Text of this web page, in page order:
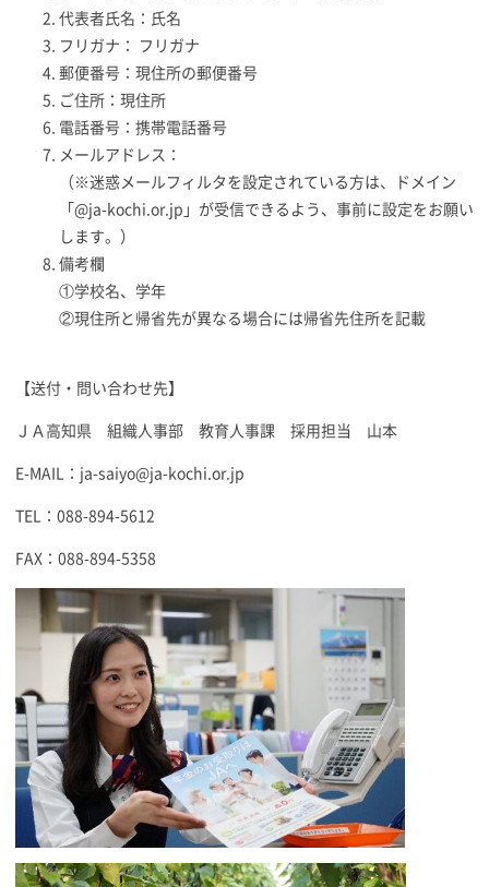
代表者氏名：氏名
フリガナ： フリガナ
郵便番号：現住所の郵便番号
ご住所：現住所
電話番号：携帯電話番号
メールアドレス：
（※迷惑メールフィルタを設定されている方は、ドメイン
「@ja-kochi.or.jp」が受信できるよう、事前に設定をお願い
します。）
備考欄
①学校名、学年
②現住所と帰省先が異なる場合には帰省先住所を記載
【送付・問い合わせ先】
ＪＡ高知県 組織人事部 教育人事課 採用担当 山本
E-MAIL：ja-saiyo@ja-kochi.or.jp
TEL：088-894-5612
FAX：088-894-5358